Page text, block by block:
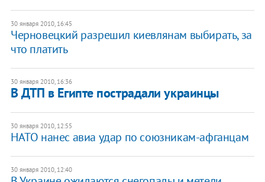
30 января 2010, 16:45
Черновецкий разрешил киевлянам выбирать, за
что платить
30 января 2010, 16:36
В ДТП в Египте пострадали украинцы
30 января 2010, 12:55
НАТО нанес авиа удар по союзникам-афганцам
30 января 2010, 12:40